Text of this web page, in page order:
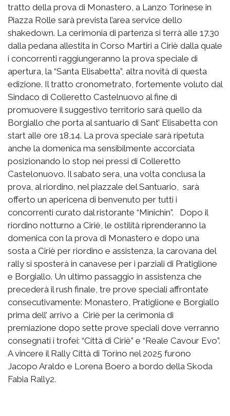
tratto della prova di Monastero, a Lanzo Torinese in
Piazza Rolle sarà prevista l’area service dello
shakedown. La cerimonia di partenza si terrà alle 17.30
dalla pedana allestita in Corso Martiri a Ciriè dalla quale
i concorrenti raggiungeranno la prova speciale di
apertura, la “Santa Elisabetta”, altra novità di questa
edizione. Il tratto cronometrato, fortemente voluto dal
Sindaco di Colleretto Castelnuovo al fine di
promuovere il suggestivo territorio sarà quello da
Borgiallo che porta al santuario di Sant’ Elisabetta con
start alle ore 18,14. La prova speciale sarà ripetuta
anche la domenica ma sensibilmente accorciata
posizionando lo stop nei pressi di Colleretto
Castelonuovo. Il sabato sera, una volta conclusa la
prova, al riordino, nel piazzale del Santuario, sarà
offerto un apericena di benvenuto per tutti i
concorrenti curato dal ristorante “Minichin”. Dopo il
riordino notturno a Ciriè, le ostilità riprenderanno la
domenica con la prova di Monastero e dopo una
sosta a Ciriè per riordino e assistenza, la carovana del
rally si sposterà in canavese per i parziali di Pratiglione
e Borgiallo. Un ultimo passaggio in assistenza che
precederà il rush finale, tre prove speciali affrontate
consecutivamente: Monastero, Pratiglione e Borgiallo
prima dell’ arrivo a Ciriè per la cerimonia di
premiazione dopo sette prove speciali dove verranno
consegnati i trofei: “Città di Ciriè” e “Reale Cavour Evo”.
A vincere il Rally Città di Torino nel 2025 furono
Jacopo Araldo e Lorena Boero a bordo della Skoda
Fabia Rally2.